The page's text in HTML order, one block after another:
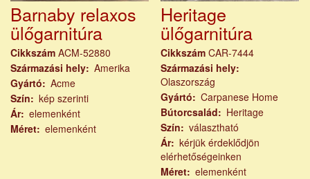
Barnaby relaxos
ülőgarnitúra
Cikkszám ACM-52880
Származási hely Amerika
Gyártó
Acme
Szín
kép szerinti
Ár elemenként
Méret elemenként
Heritage
ülőgarnitúra
Cikkszám CAR-7444
Származási hely
Olaszország
Gyártó
Carpanese Home
Bútorcsalád
Heritage
Szín
választható
Ár
kérjük érdeklődjön
elérhetőségeinken
Méret
elemenként